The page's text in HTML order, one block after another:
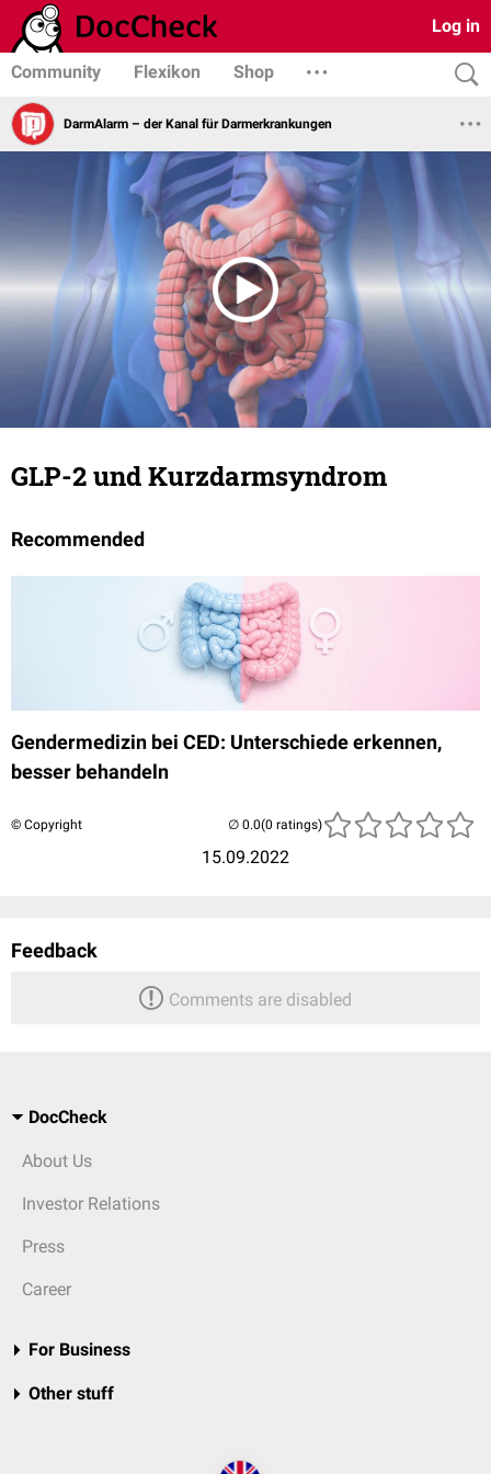
Log in
Community Flexikon Shop
DarmAlarm – der Kanal für Darmerkrankungen
GLP-2 und Kurzdarmsyndrom
Recommended
Gendermedizin bei CED: Unterschiede erkennen,
besser behandeln
© Copyright
15.09.2022
(0 ratings)
Feedback
Comments are disabled
DocCheck
About Us
Investor Relations
Press
Career
For Business
Other stuff